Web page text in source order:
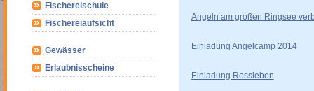
Fischereischule
Fischereiaufsicht
Gewässer
Erlaubnisscheine
Angeln am großen Ringsee
Einladung Angelcamp 2014
Einladung Rossleben